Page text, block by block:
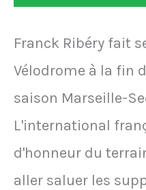
Franck Ribéry fait
Vélodrome à la fin
saison Marseille-
L'international
d'honneur du
aller saluer les